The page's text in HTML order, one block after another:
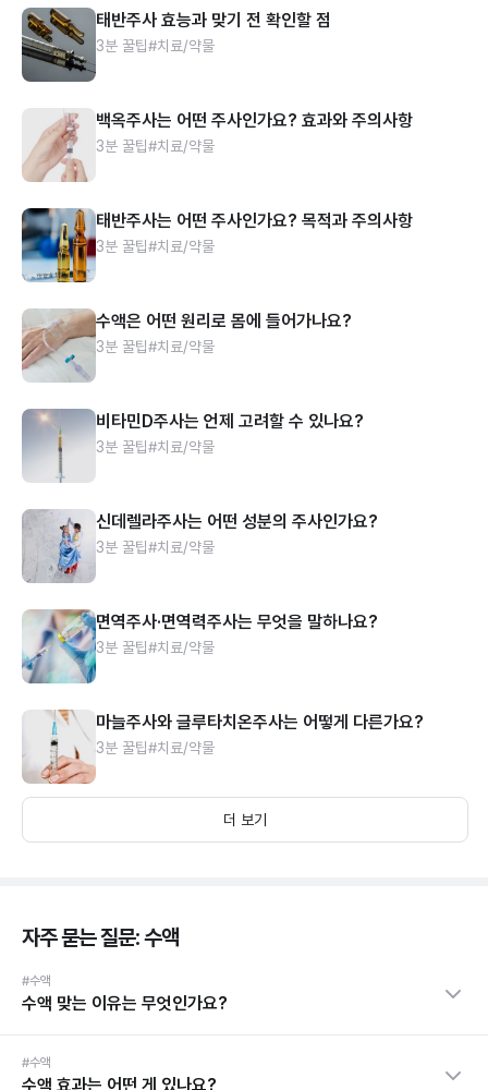
태반주사 효능과 맞기 전 확인할 점
3분 꿀팁#치료/약물
백옥주사는 어떤 주사인가요? 효과와 주의사항
3분 꿀팁#치료/약물
태반주사는 어떤 주사인가요? 목적과 주의사항
3분 꿀팁#치료/약물
수액은 어떤 원리로 몸에 들어가나요?
3분 꿀팁#치료/약물
비타민D주사는 언제 고려할 수 있나요?
3분 꿀팁#치료/약물
신데렐라주사는 어떤 성분의 주사인가요?
3분 꿀팁#치료/약물
면역주사·면역력주사는 무엇을 말하나요?
3분 꿀팁#치료/약물
마늘주사와 글루타치온주사는 어떻게 다른가요?
3분 꿀팁#치료/약물
더 보기
자주 묻는 질문: 수액
#수액
수액 맞는 이유는 무엇인가요?
#수액
수액 효과는 어떤 게 있나요?